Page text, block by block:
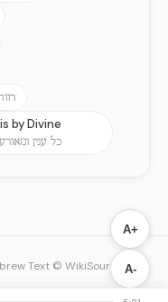
by Divine
כל ענין
A+
A-
Text © WikiSource